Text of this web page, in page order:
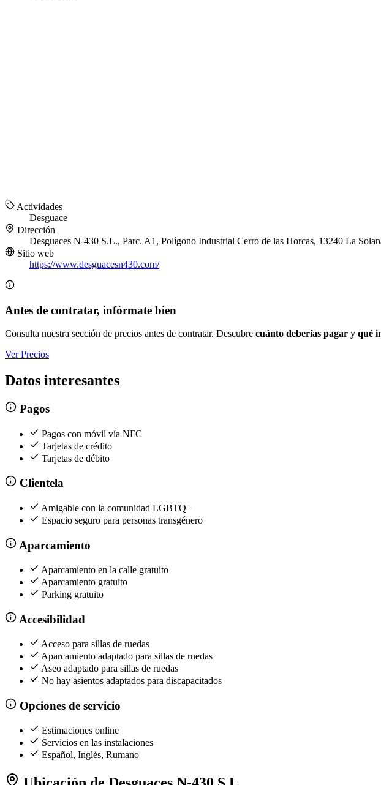
Actividades
Desguace
Dirección
Desguaces N-430 S.L., Parc. A1, Polígono Industrial Cerro de las Horcas, 13240 La
Sitio web
https://www.desguacesn430.com/
Antes de contratar, infórmate bien
Consulta nuestra sección de precios antes de contratar. Descubre cuánto deberías pagar y qué
Ver Precios
Datos interesantes
Pagos
Pagos con móvil vía NFC
Tarjetas de crédito
Tarjetas de débito
Clientela
Amigable con la comunidad LGBTQ+
Espacio seguro para personas transgénero
Aparcamiento
Aparcamiento en la calle gratuito
Aparcamiento gratuito
Parking gratuito
Accesibilidad
Acceso para sillas de ruedas
Aparcamiento adaptado para sillas de ruedas
Aseo adaptado para sillas de ruedas
No hay asientos adaptados para discapacitados
Opciones de servicio
Estimaciones online
Servicios en las instalaciones
Español, Inglés, Rumano